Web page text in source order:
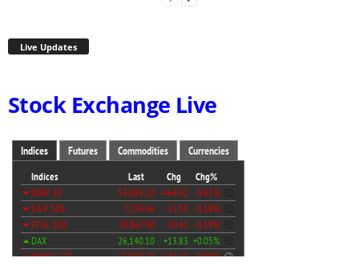
Live Updates
Stock Exchange Live